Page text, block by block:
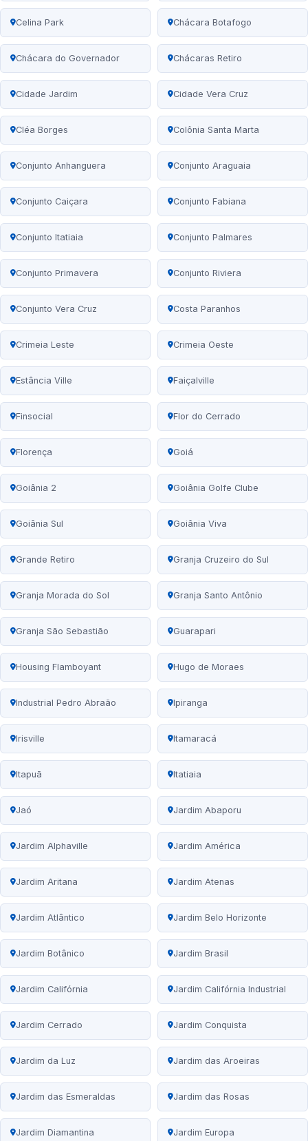
Celina Park Chácara Botafogo
Chácara do Governador Chácaras Retiro
Cidade Jardim Cidade Vera Cruz
Cléa Borges Colônia Santa Marta
Conjunto Anhanguera Conjunto Araguaia
Conjunto Caiçara Conjunto Fabiana
Conjunto Itatiaia Conjunto Palmares
Conjunto Primavera Conjunto Riviera
Conjunto Vera Cruz Costa Paranhos
Crimeia Leste Crimeia Oeste
Estância Ville Faiçalville
Finsocial Flor do Cerrado
Florença Goiá
Goiânia 2 Goiânia Golfe Clube
Goiânia Sul Goiânia Viva
Grande Retiro Granja Cruzeiro do Sul
Granja Morada do Sol Granja Santo Antônio
Granja São Sebastião Guarapari
Housing Flamboyant Hugo de Moraes
Industrial Pedro Abraão Ipiranga
Irisville Itamaracá
Itapuã Itatiaia
Jaó Jardim Abaporu
Jardim Alphaville Jardim América
Jardim Aritana Jardim Atenas
Jardim Atlântico Jardim Belo Horizonte
Jardim Botânico Jardim Brasil
Jardim Califórnia Jardim Califórnia Industrial
Jardim Cerrado Jardim Conquista
Jardim da Luz Jardim das Aroeiras
Jardim das Esmeraldas Jardim das Rosas
Jardim Diamantina Jardim Europa